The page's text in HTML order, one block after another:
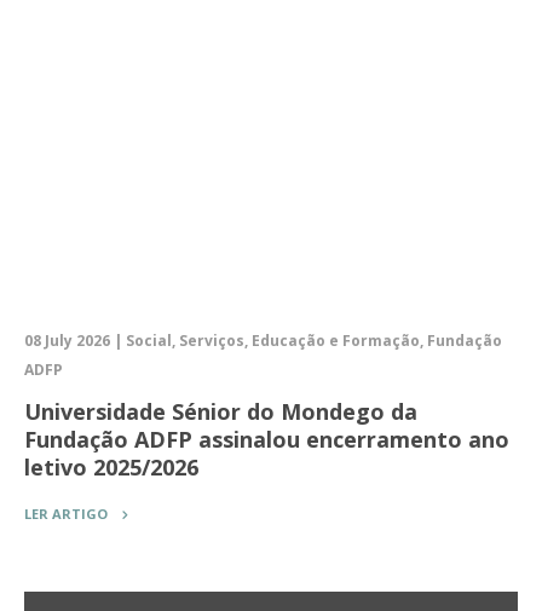
08 July 2026 | Social, Serviços, Educação e Formação, Fundação
ADFP
Universidade Sénior do Mondego da
Fundação ADFP assinalou encerramento ano
letivo 2025/2026
LER ARTIGO